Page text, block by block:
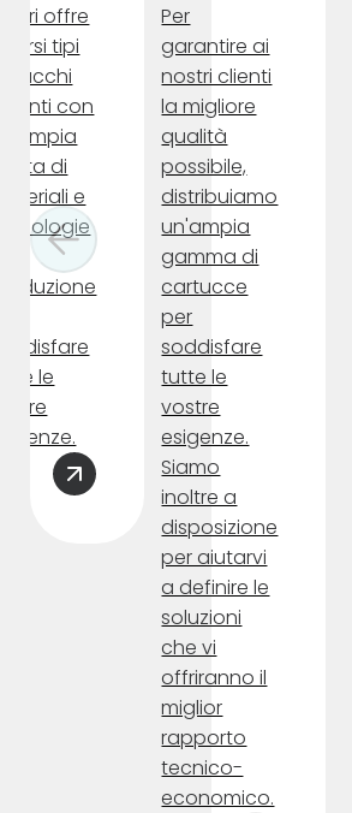
offre
tipi
sacchi
con
di
e
le
Per
garantire ai
nostri clienti
la migliore
qualità
possibile,
distribuiamo
un'ampia
gamma di
cartucce
per
soddisfare
tutte le
vostre
esigenze.
Siamo
inoltre a
disposizione
per aiutarvi
a definire le
soluzioni
che vi
offriranno il
miglior
rapporto
tecnico-
economico.